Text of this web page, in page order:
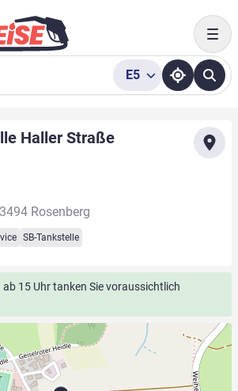
E5
Haller Straße
Rosenberg
SB-Tankstelle
ab 15 Uhr tanken Sie voraussichtlich